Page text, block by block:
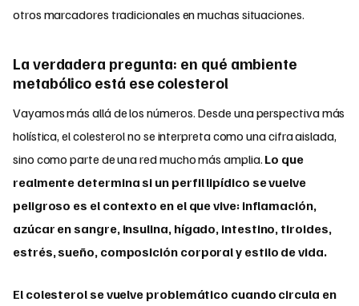
otros marcadores tradicionales en muchas situaciones.
La verdadera pregunta: en qué ambiente
metabólico está ese colesterol
Vayamos más allá de los números. Desde una perspectiva más
holística, el colesterol no se interpreta como una cifra aislada,
sino como parte de una red mucho más amplia. Lo que
realmente determina si un perfil lipídico se vuelve
peligroso es el contexto en el que vive: inflamación,
azúcar en sangre, insulina, hígado, intestino, tiroides,
estrés, sueño, composición corporal y estilo de vida.
El colesterol se vuelve problemático cuando circula en